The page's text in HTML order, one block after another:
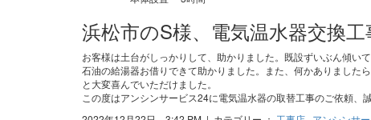
浜松市のS様、電気温水器交換
お客様は土台がしっかりして、助かりました。既設ずいぶん傾い
石油の給湯器お借りできて助かりました。また、何かありましたら
と大変喜んでいただけました。
この度はアンシンサービス24に電気温水器の取替工事のご依頼、